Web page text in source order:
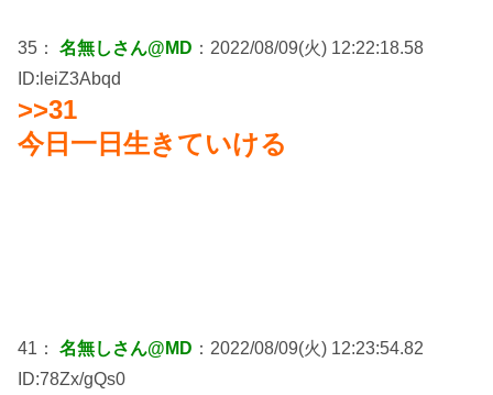
35： 名無しさん@MD ：2022/08/09(火) 12:22:18.58
ID:leiZ3Abqd
>>31
今日一日生きていける
41： 名無しさん@MD ：2022/08/09(火) 12:23:54.82
ID:78Zx/gQs0